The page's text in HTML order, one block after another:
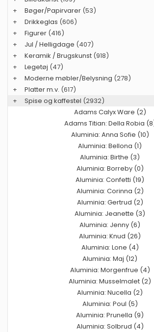
+
Bøger/Papirvarer (53)
+
Drikkeglas (606)
+
Figurer (416)
+
Jul / Helligdage (407)
+
Keramik / Brugskunst (918)
+
Legetøj (47)
+
Moderne møbler/Belysning (278)
+
Platter m.v. (617)
+
Spise og kaffestel (2932)
Adams Calyx Ware (2)
Adams Titian: Della Robia
Aluminia: Anna Sofie (10)
Aluminia: Bellona (1)
Aluminia: Birthe (3)
Aluminia: Borreby (0)
Aluminia: Confetti (19)
Aluminia: Corinna (2)
Aluminia: Gertrud (2)
Aluminia: Jeanette (3)
Aluminia: Jenny (6)
Aluminia: Knud (26)
Aluminia: Lone (4)
Aluminia: Maj (12)
Aluminia: Morgenfrue (4)
Aluminia: Musselmalet (2)
Aluminia: Nucella (2)
Aluminia: Poul (5)
Aluminia: Prunella (9)
Aluminia: Solbrud (4)